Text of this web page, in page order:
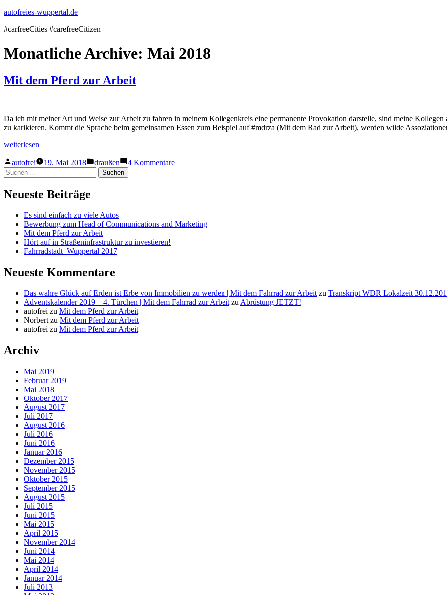
Zum
springen
autofreies-wuppertal.de
#carfreeCities #carefreeCitizen
Monatliche Archive: Mai 2018
Mit dem Pferd zur Arbeit
Da ich mit meiner Art und Weise zur Arbeit zu fahren in meinem Kollegenkreis eine permanente Provokation darstelle, sind meine
zu karikieren. Kommt die Sprache beim gemeinsamen Essen zum Beispiel auf #mdrza (Mit dem Rad zur Arbeit), werden wilde
„Mit
Pferd
zur
Arbeit“
weiterlesen
Veröffentlicht
von
autofrei 19. Mai 2018
Veröffentlicht
in
draußen 4 Kommentarezu
Suchen
nach:
Neueste Beiträge
Es sind einfach zu viele Autos
Bewerbung zum Head of Communications and Marketing
Mit dem Pferd zur Arbeit
Hört auf in Straßeninfrastruktur zu investieren!
F̶a̶h̶r̶r̶a̶d̶s̶t̶a̶d̶t̶ ̶ Wuppertal 2017
Neueste Kommentare
Das wahre Glück auf Erden ist Erbe von Immobilien zu werden | Mit dem Fahrrad zur Arbeitzu Transkript WDR Lokalzeit
Adventskalender 2019 – 4. Türchen | Mit dem Fahrrad zur ArbeitzuAbrüstung JETZT!
autofrei zu Mit dem Pferd zur Arbeit
Norbertzu Mit dem Pferd zur Arbeit
autofrei zu Mit dem Pferd zur Arbeit
Archiv
Mai 2019
Februar 2019
Mai 2018
Oktober 2017
August 2017
Juli 2017
August 2016
Juli 2016
Juni 2016
Januar 2016
Dezember 2015
November 2015
Oktober 2015
September 2015
August 2015
Juli 2015
Juni 2015
Mai 2015
April 2015
November 2014
Juni 2014
Mai 2014
April 2014
Januar 2014
Juli 2013